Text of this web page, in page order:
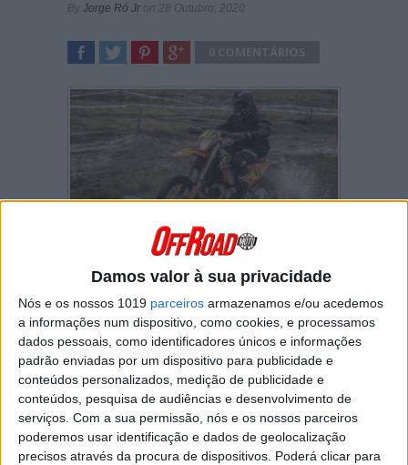
Damos valor à sua privacidade
Nós e os nossos 1019 parceiros armazenamos e/ou acedemos
a informações num dispositivo, como cookies, e processamos
dados pessoais, como identificadores únicos e informações
padrão enviadas por um dispositivo para publicidade e
conteúdos personalizados, medição de publicidade e
conteúdos, pesquisa de audiências e desenvolvimento de
serviços. Com a sua permissão, nós e os nossos parceiros
poderemos usar identificação e dados de geolocalização
precisos através da procura de dispositivos. Poderá clicar para
By Jorge Ró Jr on 28 Outubro, 2020
Sprint Enduro de Castelo Branco mas várias
quedas impediram-no de lutar pela vitória na
prova de resistência disputada da parte da
tarde.
Composto por duas especiais realizadas na
manhã de domingo, o Sprint Enduro foi ganho
por Rui Gonçalves por apenas 1,2 segundos
de vantagem sobre Gonçalo Reis.
“Na parte da manhã foi o Sprint Enduro e fiz